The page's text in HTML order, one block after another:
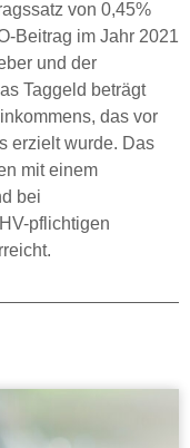
von 0,45%
Beitrag im Jahr 2021
und der
Taggeld beträgt
das vor
erzielt wurde. Das
mit einem
bei
pflichtigen